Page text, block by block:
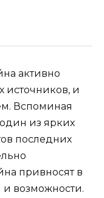
активно
источников, и
Вспоминая
из ярких
последних
привносят в
возможности.